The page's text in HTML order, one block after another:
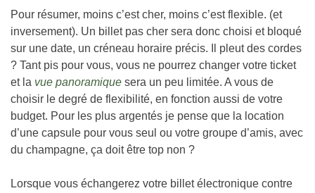
Pour résumer, moins c’est cher, moins c’est flexible. (et
inversement). Un billet pas cher sera donc choisi et bloqué
sur une date, un créneau horaire précis. Il pleut des cordes
? Tant pis pour vous, vous ne pourrez changer votre ticket
et la vue panoramique sera un peu limitée. A vous de
choisir le degré de flexibilité, en fonction aussi de votre
budget. Pour les plus argentés je pense que la location
d’une capsule pour vous seul ou votre groupe d’amis, avec
du champagne, ça doit être top non ?
Lorsque vous échangerez votre billet électronique contre